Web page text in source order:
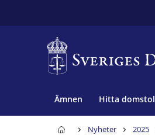
Ämnen Hitta domstol
Nyheter 2025